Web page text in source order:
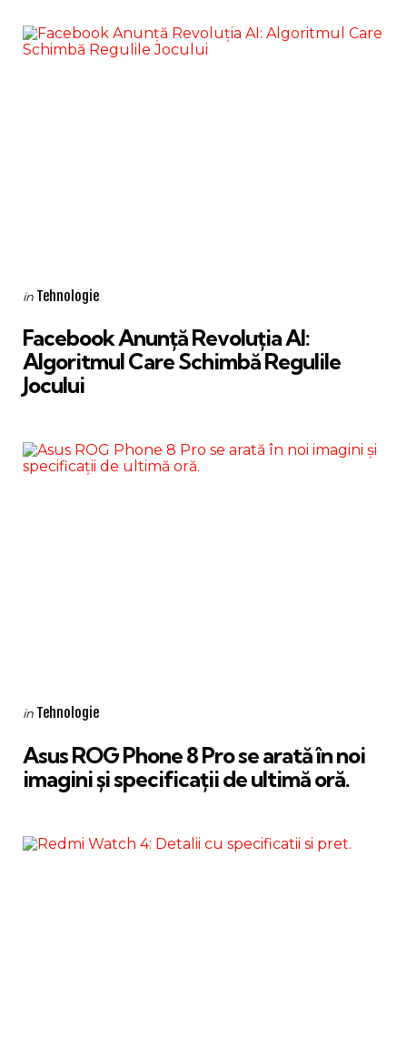
Categories
Posted
in Tehnologie
Facebook Anunță Revoluția AI:
Algoritmul Care Schimbă Regulile
Jocului
Categories
Posted
in Tehnologie
Asus ROG Phone 8 Pro se arată în noi
imagini și specificații de ultimă oră.